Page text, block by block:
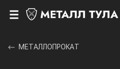
МЕТАЛЛОПРОКАТ